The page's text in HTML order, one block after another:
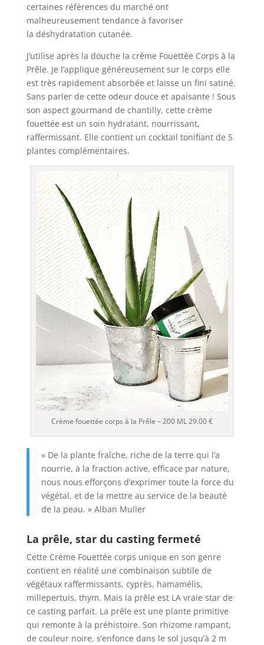
certaines références du marché ont
malheureusement tendance à favoriser
la déshydratation cutanée.
J’utilise après la douche la crème Fouettée Corps à la
Prêle. Je l’applique généreusement sur le corps elle
est très rapidement absorbée et laisse un fini satiné.
Sans parler de cette odeur douce et apaisante ! Sous
son aspect gourmand de chantilly, cette crème
fouettée est un soin hydratant, nourrissant,
raffermissant. Elle contient un cocktail tonifiant de 5
plantes complémentaires.
Crème fouettée corps à la Prêle – 200 ML 29.00 €
« De la plante fraîche, riche de la terre qui l’a
nourrie, à la fraction active, efficace par nature,
nous nous efforçons d’exprimer toute la force du
végétal, et de la mettre au service de la beauté
de la peau. » Alban Muller
La prêle, star du casting fermeté
Cette Crème Fouettée corps unique en son genre
contient en réalité une combinaison subtile de
végétaux raffermissants, cyprès, hamamélis,
millepertuis, thym. Mais la prêle est LA vraie star de
ce casting parfait. La prêle est une plante primitive
qui remonte à la préhistoire. Son rhizome rampant,
de couleur noire, s’enfonce dans le sol jusqu’à 2 m